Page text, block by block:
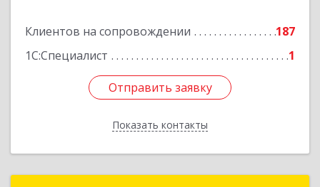
Клиентов на сопровождении
187
1С:Специалист
1
Отправить заявку
Показать контакты
Отправить заявку
Назад